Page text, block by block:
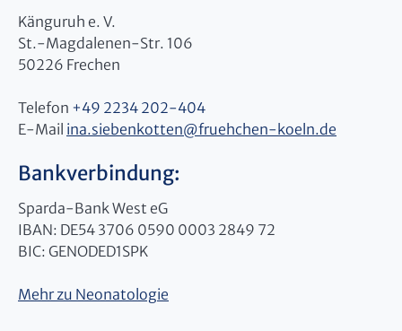
Känguruh e. V.
St.-Magdalenen-Str. 106
50226 Frechen
Telefon +49 2234 202-404
E-Mail ina.siebenkotten@fruehchen-koeln.de
Bankverbindung:
Sparda-Bank West eG
IBAN: DE54 3706 0590 0003 2849 72
BIC: GENODED1SPK
Mehr zu Neonatologie